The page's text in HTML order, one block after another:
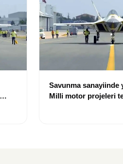
Savunma sanayiinde
Milli motor projeleri